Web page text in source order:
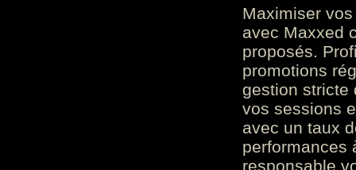
Maximiser
avec Maxxed
proposés.
promotions
gestion stricte
vos sessions
avec un taux
performances
responsable